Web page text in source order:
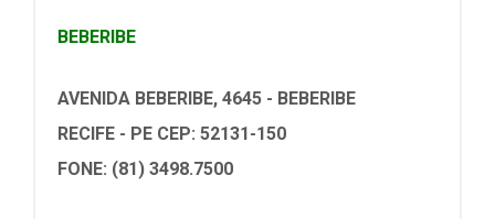
BEBERIBE
AVENIDA BEBERIBE, 4645 - BEBERIBE
RECIFE - PE CEP: 52131-150
FONE: (81) 3498.7500